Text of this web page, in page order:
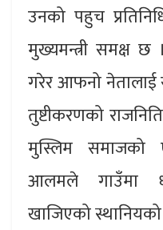
उनको पहुच
मुख्यमन्त्री समक्ष
गरेर आफनो नेतालाई
तुष्टीकरणको
मुस्लिम समाजको
आलमले गाउँमा
खाजिएको